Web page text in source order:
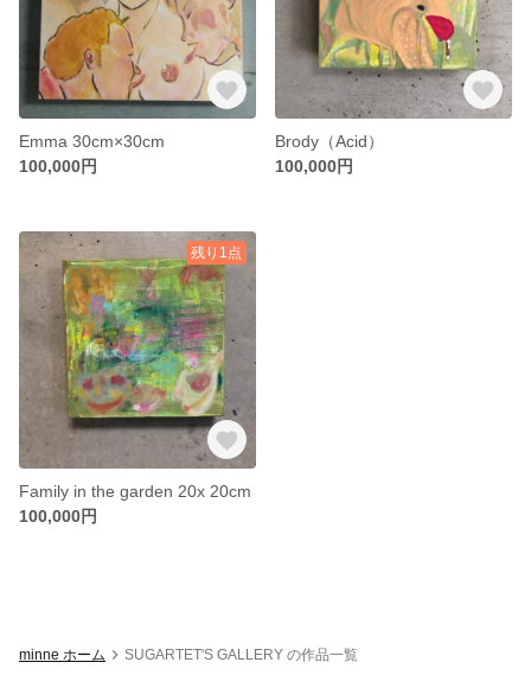
Emma 30cm×30cm
100,000円
Brody（Acid）
100,000円
残り1点
Family in the garden 20x 20cm
100,000円
minne ホーム SUGARTET'S GALLERY の作品一覧